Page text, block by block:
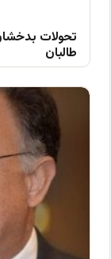
تحولات
طالبان